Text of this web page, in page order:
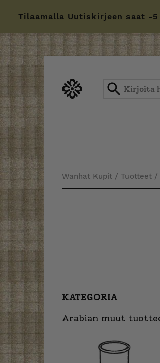
Tilaamalla Uutiskirjeen saat -
to
Wanhat Kupit / Tuotteet /
KATEGORIA
Arabian muut